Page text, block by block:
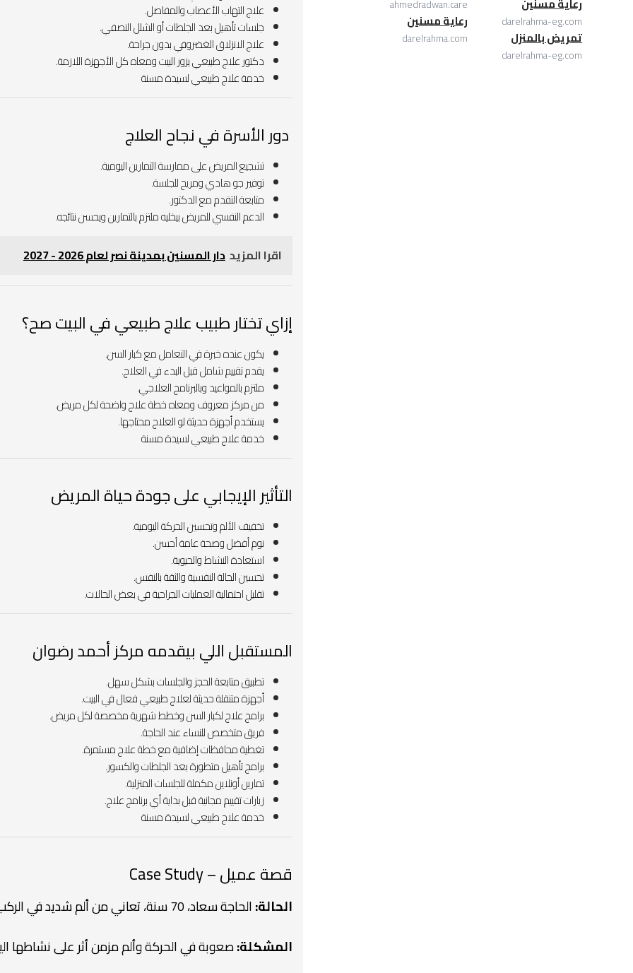
علاج التهاب الأعصاب والمفاصل.
جلسات تأهيل بعد الجلطات أو الشلل النصفي.
علاج الانزلاق الغضروفي بدون جراحة.
دكتور علاج طبيعي يزور البيت ومعاه كل الأجهزة اللازمة.
خدمة علاج طبيعي لسيدة مسنة
‍‍‍ دور الأسرة في نجاح العلاج
تشجيع المريض على ممارسة التمارين اليومية.
توفير جو هادي ومريح للجلسة.
متابعة التقدم مع الدكتور.
الدعم النفسي للمريض بيخليه ملتزم بالتمارين ويحسن نتائجه.
اقرا المزيد دار المسنين بمدينة نصر لعام 2026 - 2027
إزاي تختار طبيب علاج طبيعي في البيت صح؟
يكون عنده خبرة في التعامل مع كبار السن.
يقدم تقييم شامل قبل البدء في العلاج.
ملتزم بالمواعيد وبالبرنامج العلاجي.
من مركز معروف ومعاه خطة علاج واضحة لكل مريض.
يستخدم أجهزة حديثة لو العلاج محتاجها.
خدمة علاج طبيعي لسيدة مسنة
التأثير الإيجابي على جودة حياة المريض
تخفيف الألم وتحسين الحركة اليومية.
نوم أفضل وصحة عامة أحسن.
استعادة النشاط والحيوية.
تحسين الحالة النفسية والثقة بالنفس.
تقليل احتمالية العمليات الجراحية في بعض الحالات.
المستقبل اللي بيقدمه مركز أحمد رضوان
تطبيق متابعة الحجز والجلسات بشكل سهل.
أجهزة متنقلة حديثة لعلاج طبيعي فعال في البيت.
برامج علاج لكبار السن وخطط شهرية مخصصة لكل مريض.
فريق متخصص للنساء عند الحاجة.
تغطية محافظات إضافية مع خطة علاج مستمرة.
برامج تأهيل متطورة بعد الجلطات والكسور.
تمارين أونلاين مكملة للجلسات المنزلية.
زيارات تقييم مجانية قبل بداية أي برنامج علاج.
خدمة علاج طبيعي لسيدة مسنة
قصة عميل – Case Study
الحالة:الحاجة سعاد، 70 سنة، تعاني من ألم شديد في الركب والظهر.
المشكلة:صعوبة في الحركة وألم مزمن أثر على نشاطها
darelrahma-eg.com
تمريض بالمنزل
darelrahma-eg.com
ahmedradwan.care
رعاية مسنين
darelrahma.com